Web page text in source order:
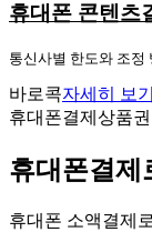
휴대폰 콘텐츠
통신사별 한도와 조정
바로콕자세히 보기
휴대폰결제상품권
휴대폰결제
휴대폰 소액결제